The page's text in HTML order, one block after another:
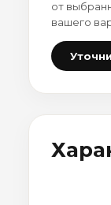
от
вашего